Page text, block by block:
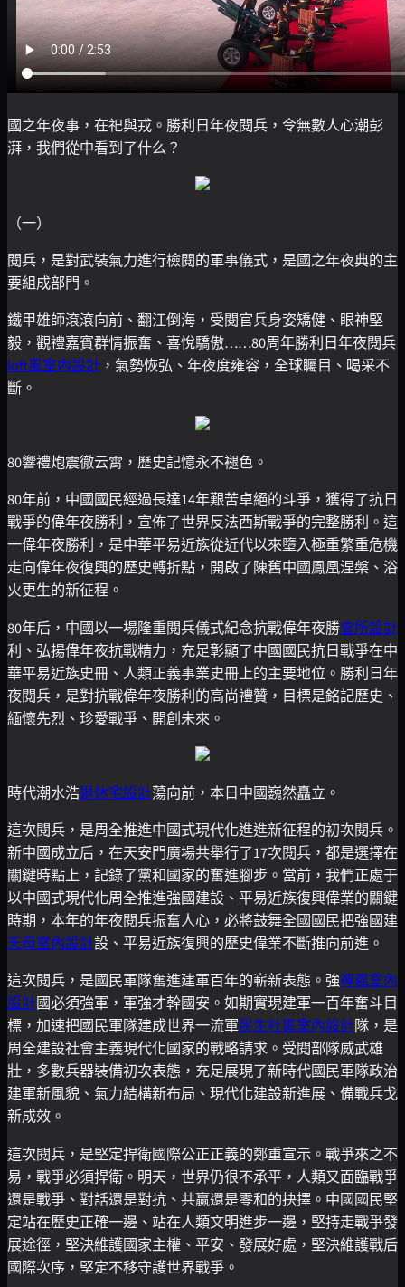
國之年夜事，在祀與戎。勝利日年夜閱兵，令無數人心潮彭
湃，我們從中看到了什么？
（一）
閱兵，是對武裝氣力進行檢閱的軍事儀式，是國之年夜典的主
要組成部門。
鐵甲雄師滾滾向前、翻江倒海，受閱官兵身姿矯健、眼神堅
毅，觀禮嘉賓群情振奮、喜悅驕傲……80周年勝利日年夜閱兵
loft風室內設計 ，氣勢恢弘、年夜度雍容，全球矚目、喝采不
斷。
80響禮炮震徹云霄，歷史記憶永不褪色。
80年前，中國國民經過長達14年艱苦卓絕的斗爭，獲得了抗日
戰爭的偉年夜勝利，宣佈了世界反法西斯戰爭的完整勝利。這
一偉年夜勝利，是中華平易近族從近代以來墮入極重繁重危機
走向偉年夜復興的歷史轉折點，開啟了陳舊中國鳳凰涅槃、浴
火更生的新征程。
80年后，中國以一場隆重閱兵儀式紀念抗戰偉年夜勝會所設計
利、弘揚偉年夜抗戰精力，充足彰顯了中國國民抗日戰爭在中
華平易近族史冊、人類正義事業史冊上的主要地位。勝利日年
夜閱兵，是對抗戰偉年夜勝利的高尚禮贊，目標是銘記歷史、
緬懷先烈、珍愛戰爭、開創未來。
時代潮水浩退休宅設計蕩向前，本日中國巍然矗立。
這次閱兵，是周全推進中國式現代化進進新征程的初次閱兵。
新中國成立后，在天安門廣場共舉行了17次閱兵，都是選擇在
關鍵時點上，記錄了黨和國家的奮進腳步。當前，我們正處于
以中國式現代化周全推進強國建設、平易近族復興偉業的關鍵
時期，本年的年夜閱兵振奮人心，必將鼓舞全國國民把強國建
天母室內設計設、平易近族復興的歷史偉業不斷推向前進。
這次閱兵，是國民軍隊奮進建軍百年的嶄新表態。強禪風室內
設計國必須強軍，軍強才幹國安。如期實現建軍一百年奮斗目
標，加速把國民軍隊建成世界一流軍民生社區室內設計隊，是
周全建設社會主義現代化國家的戰略請求。受閱部隊威武雄
壯，多數兵器裝備初次表態，充足展現了新時代國民軍隊政治
建軍新風貌、氣力結構新布局、現代化建設新進展、備戰兵戈
新成效。
這次閱兵，是堅定捍衛國際公正正義的鄭重宣示。戰爭來之不
易，戰爭必須捍衛。明天，世界仍很不承平，人類又面臨戰爭
還是戰爭、對話還是對抗、共贏還是零和的抉擇。中國國民堅
定站在歷史正確一邊、站在人類文明進步一邊，堅持走戰爭發
展途徑，堅決維護國家主權、平安、發展好處，堅決維護戰后
國際次序，堅定不移守護世界戰爭。